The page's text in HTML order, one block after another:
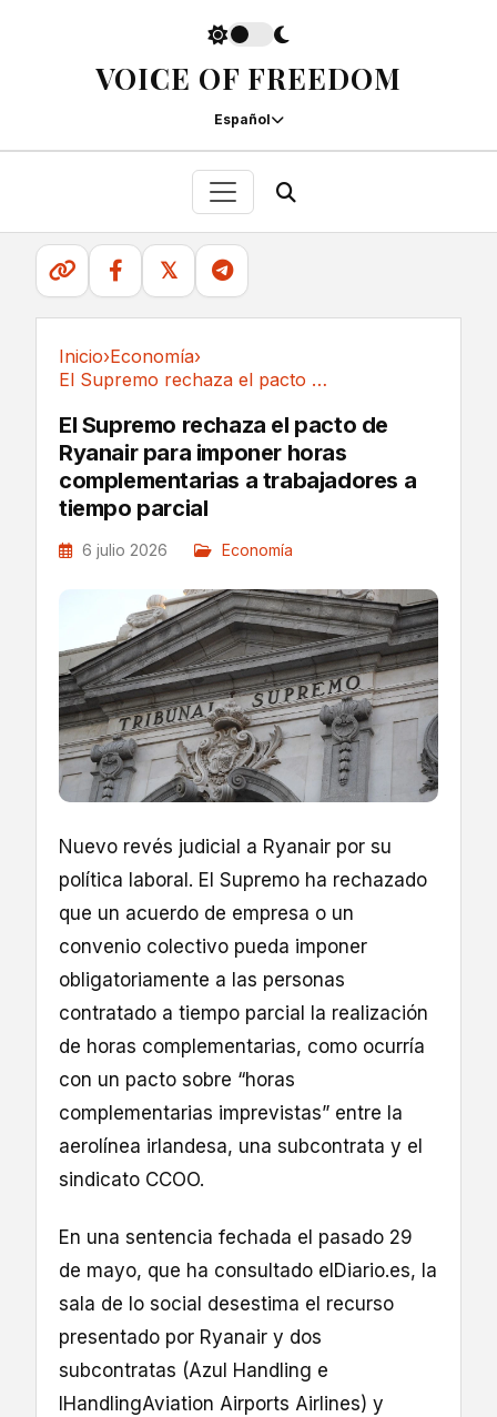
VOICE OF FREEDOM
Español
𝕏
Inicio›Economía›
El Supremo rechaza el pacto de Ryanair para...
El Supremo rechaza el pacto de
Ryanair para imponer horas
complementarias a trabajadores a
tiempo parcial
6 julio 2026 Economía
Nuevo revés judicial a Ryanair por su
política laboral. El Supremo ha rechazado
que un acuerdo de empresa o un
convenio colectivo pueda imponer
obligatoriamente a las personas
contratado a tiempo parcial la realización
de horas complementarias, como ocurría
con un pacto sobre “horas
complementarias imprevistas” entre la
aerolínea irlandesa, una subcontrata y el
sindicato CCOO.
En una sentencia fechada el pasado 29
de mayo, que ha consultado elDiario.es, la
sala de lo social desestima el recurso
presentado por Ryanair y dos
subcontratas (Azul Handling e
IHandlingAviation Airports Airlines) y